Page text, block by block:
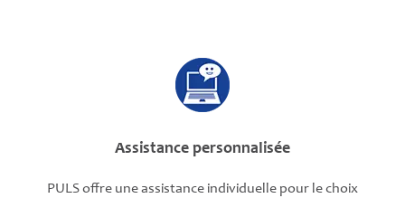
Assistance personnalisée
PULS offre une assistance individuelle pour le choix